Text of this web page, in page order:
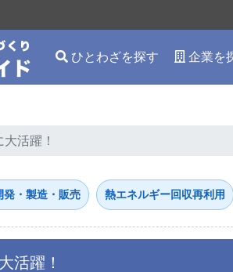
ひとわざを探す 企業を
活躍！
発・製造・販売 熱エネルギー回収再利用
活躍！